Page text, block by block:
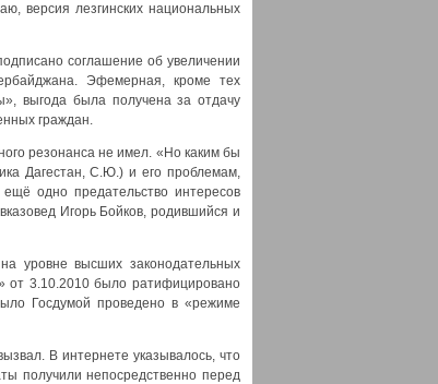
версия лезгинских национальных
соглашение об увеличении
Эфемерная, кроме тех
выгода была получена за отдачу
граждан.
резонанса не имел. «Но каким бы
Дагестан, С.Ю.) и его проблемам,
одно предательство интересов
Игорь Бойков, родившийся и
уровне высших законодательных
от 3.10.2010 было ратифицировано
Госдумой проведено в «режиме
В интернете указывалось, что
получили непосредственно перед